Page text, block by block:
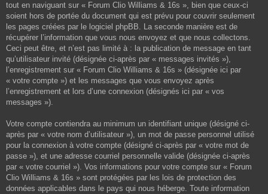
tout en naviguant sur « Forum Clio Williams & 16s », bien que ceux-ci
soient hors de portée du document qui est prévu pour couvrir seulement
les pages créées par le logiciel phpBB. La seconde manière est de
récupérer l’information que vous nous envoyez et que nous collectons.
Ceci peut être, et n’est pas limité à : la publication de message en tant
qu’utilisateur invité (désignée ci-après par « messages invités »),
l’enregistrement sur « Forum Clio Williams & 16s » (désignée ici par
« votre compte ») et les messages que vous envoyez après
l’enregistrement et lors d’une connexion (désignés ici par « vos
messages »).
Votre compte contiendra au minimum un identifiant unique (désigné ci-
après par « votre nom d’utilisateur »), un mot de passe personnel utilisé
pour la connexion à votre compte (désigné ci-après par « votre mot de
passe »), et une adresse courriel personnelle valide (désignée ci-après
par « votre courriel »). Vos informations pour votre compte sur « Forum
Clio Williams & 16s » sont protégées par les lois de protection des
données applicables dans le pays qui nous héberge. Toute information